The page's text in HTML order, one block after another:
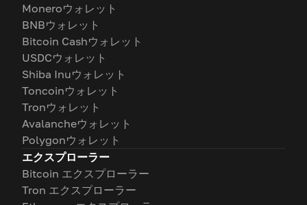
Moneroウォレット
BNBウォレット
Bitcoin Cashウォレット
USDCウォレット
Shiba Inuウォレット
Toncoinウォレット
Tronウォレット
Avalancheウォレット
Polygonウォレット
エクスプローラー
Bitcoin エクスプローラー
Tron エクスプローラー